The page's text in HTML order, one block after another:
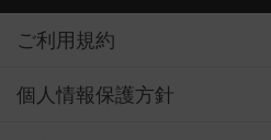
ご利用規約
個人情報保護方針